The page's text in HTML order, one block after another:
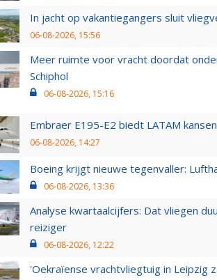
In jacht op vakantiegangers sluit
06-08-2026, 15:56
Meer ruimte voor vracht doordat
Schiphol
06-08-2026, 15:16
Embraer E195-E2 biedt LATAM
06-08-2026, 14:27
Boeing krijgt nieuwe tegenvaller:
06-08-2026, 13:36
Analyse kwartaalcijfers: Dat vliegen
reiziger
06-08-2026, 12:22
'Oekraïense vrachtvliegtuig in Leipzig